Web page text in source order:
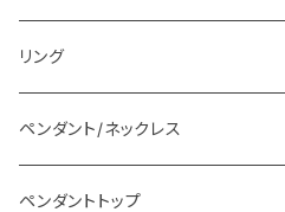
リング
ペンダント/ネックレス
ペンダントトップ